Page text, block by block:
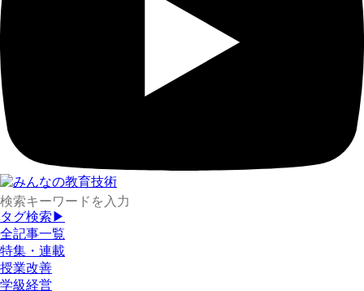
タグ検索▶
全記事一覧
特集・連載
授業改善
学級経営